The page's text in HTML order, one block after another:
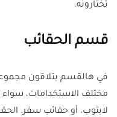
تختارونه.
قسم الحقائب
في هالقسم بتلاقون
مختلف الاستخدامات،
لابتوب، أو حقائب سفر.